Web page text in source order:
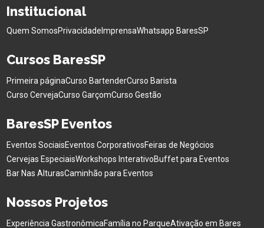
Institucional
Quem SomosPrivacidade ImprensaWhatsapp BaresSP
Cursos BaresSP
Primeira páginaCurso BartenderCurso Barista
Curso CervejaCurso GarçomCurso Gestão
BaresSP Eventos
Eventos SociaisEventos CorporativosFeiras de Negócios
Cervejas EspeciaisWorkshops InterativoBuffet para Eventos
Bar Nas AlturasCaminhão para Eventos
Nossos Projetos
Experiência GastronômicaFamília no ParqueAtivação em Bares